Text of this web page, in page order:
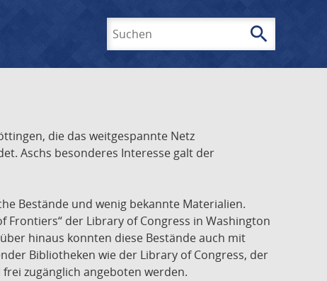
search
die das weitgespannte Netz
Aschs besonderes Interesse galt der
Bestände und wenig bekannte Materialien.
der Library of Congress in Washington
hinaus konnten diese Bestände auch mit
Bibliotheken wie der Library of Congress, der
zugänglich angeboten werden.